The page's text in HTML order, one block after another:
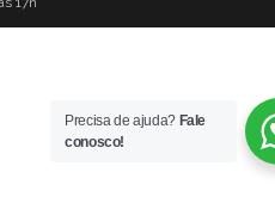
Precisa de ajuda? Fale
conosco!